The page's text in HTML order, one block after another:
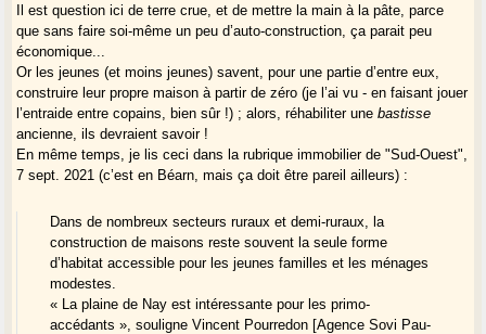
Il est question ici de terre crue, et de mettre la main à la pâte, parce
que sans faire soi-même un peu d’auto-construction, ça parait peu
économique...
Or les jeunes (et moins jeunes) savent, pour une partie d’entre eux,
construire leur propre maison à partir de zéro (je l’ai vu - en faisant jouer
l’entraide entre copains, bien sûr !) ; alors, réhabiliter unebastisse
ancienne, ils devraient savoir !
En même temps, je lis ceci dans la rubrique immobilier de "Sud-Ouest",
7 sept. 2021 (c’est en Béarn, mais ça doit être pareil ailleurs) :
Dans de nombreux secteurs ruraux et demi-ruraux, la
construction de maisons reste souvent la seule forme
d’habitat accessible pour les jeunes familles et les ménages
modestes.
« La plaine de Nay est intéressante pour les primo-
accédants », souligne Vincent Pourredon [Agence Sovi Pau-